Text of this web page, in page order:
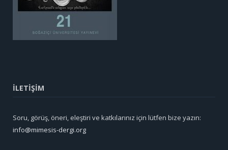
İLETİŞİM
Soru, görüş, öneri, eleştiri ve katkılarınız için lütfen bize yazın:
info@mimesis-dergi.org